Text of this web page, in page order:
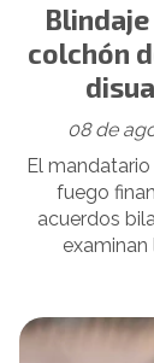
colchón
08 de
El
fuego
acuerdos